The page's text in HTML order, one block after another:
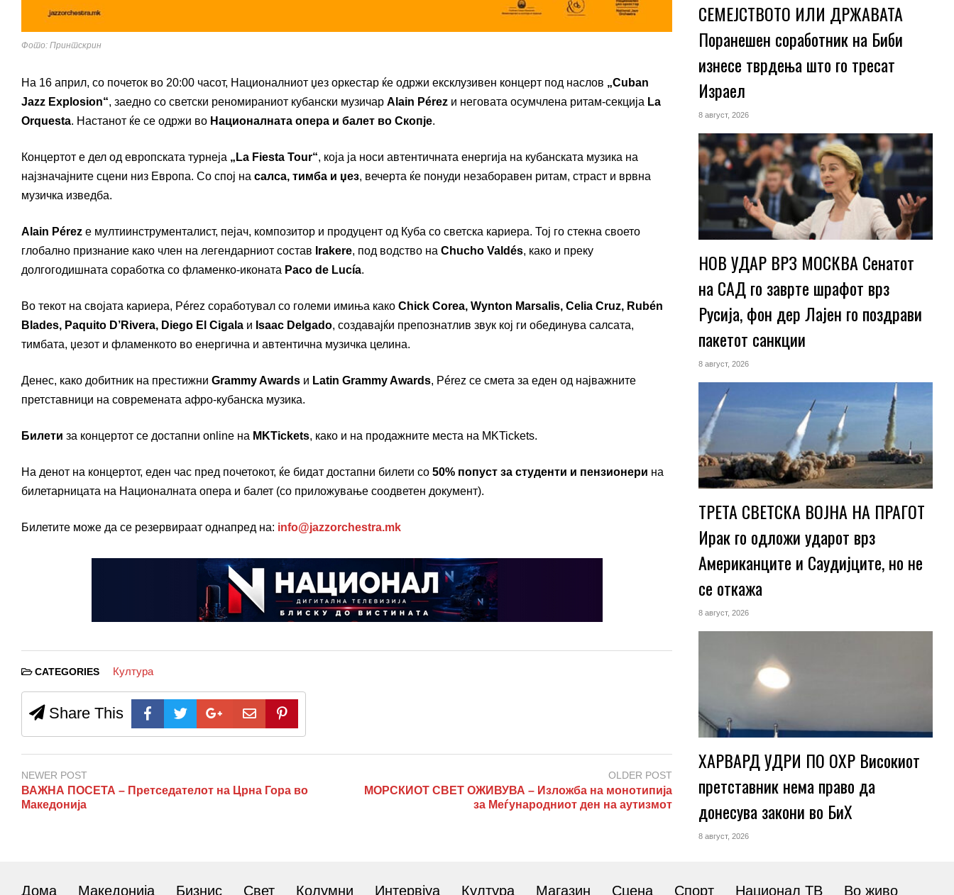
Фото: Принтскрин
На 16 април, со почеток во 20:00 часот, Националниот џез оркестар ќе одржи ексклузивен концерт под наслов „Cuban
Jazz Explosion“, заедно со светски реномираниот кубански музичар Alain Pérez и неговата осумчлена ритам-секција La
Orquesta. Настанот ќе се одржи во Националната опера и балет во Скопје.
Концертот е дел од европската турнеја „La Fiesta Tour“, која ја носи автентичната енергија на кубанската музика на
најзначајните сцени низ Европа. Со спој на салса, тимба и џез, вечерта ќе понуди незаборавен ритам, страст и врвна
музичка изведба.
Alain Pérez е мултиинструменталист, пејач, композитор и продуцент од Куба со светска кариера. Тој го стекна своето
глобално признание како член на легендарниот состав Irakere, под водство на Chucho Valdés, како и преку
долгогодишната соработка со фламенко-иконата Paco de Lucía.
Во текот на својата кариера, Pérez соработувал со големи имиња како Chick Corea, Wynton Marsalis, Celia Cruz, Rubén
Blades, Paquito D’Rivera, Diego El Cigala и Isaac Delgado, создавајќи препознатлив звук кој ги обединува салсата,
тимбата, џезот и фламенкото во енергична и автентична музичка целина.
Денес, како добитник на престижни Grammy Awards и Latin Grammy Awards, Pérez се смета за еден од најважните
претставници на современата афро-кубанска музика.
Билети за концертот се достапни online на MKTickets, како и на продажните места на MKTickets.
На денот на концертот, еден час пред почетокот, ќе бидат достапни билети со 50% попуст за студенти и пензионери на
билетарницата на Националната опера и балет (со приложување соодветен документ).
Билетите може да се резервираат однапред на: info@jazzorchestra.mk
CATEGORIES Култура
Share This
NEWER POST
ВАЖНА ПОСЕТА – Претседателот на Црна Гора во
Македонија
OLDER POST
МОРСКИОТ СВЕТ ОЖИВУВА – Изложба на монотипија
за Меѓународниот ден на аутизмот
СЕМЕЈСТВОТО ИЛИ ДРЖАВАТА
Поранешен соработник на Биби
изнесе тврдења што го тресат
Израел
8 август, 2026
НОВ УДАР ВРЗ МОСКВА Сенатот
на САД го заврте шрафот врз
Русија, фон дер Лајен го поздрави
пакетот санкции
8 август, 2026
ТРЕТА СВЕТСКА ВОЈНА НА ПРАГОТ
Ирак го одложи ударот врз
Американците и Саудијците, но не
се откажа
8 август, 2026
ХАРВАРД УДРИ ПО ОХР Високиот
претставник нема право да
донесува закони во БиХ
8 август, 2026
Дома Македонија Бизнис Свет Колумни Интервјуа Култура Магазин Сцена Спорт Национал ТВ Во живо